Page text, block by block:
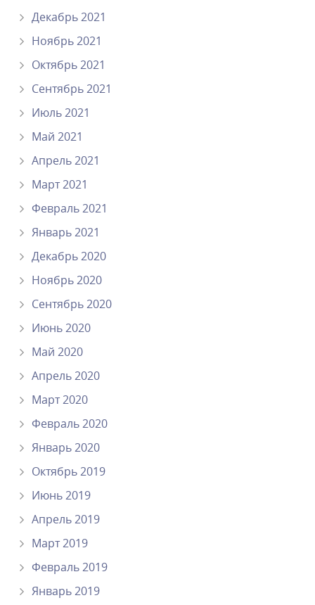
Декабрь 2021
Ноябрь 2021
Октябрь 2021
Сентябрь 2021
Июль 2021
Май 2021
Апрель 2021
Март 2021
Февраль 2021
Январь 2021
Декабрь 2020
Ноябрь 2020
Сентябрь 2020
Июнь 2020
Май 2020
Апрель 2020
Март 2020
Февраль 2020
Январь 2020
Октябрь 2019
Июнь 2019
Апрель 2019
Март 2019
Февраль 2019
Январь 2019